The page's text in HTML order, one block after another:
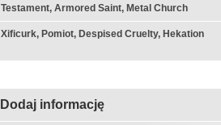
Testament, Armored Saint, Metal Church
Xificurk, Pomiot, Despised Cruelty, Hekation
Dodaj informację